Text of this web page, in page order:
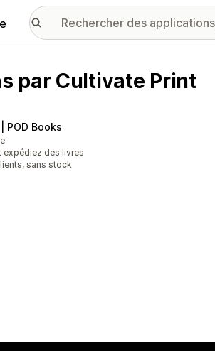
par Cultivate Print
POD Books
expédiez des livres
sans stock